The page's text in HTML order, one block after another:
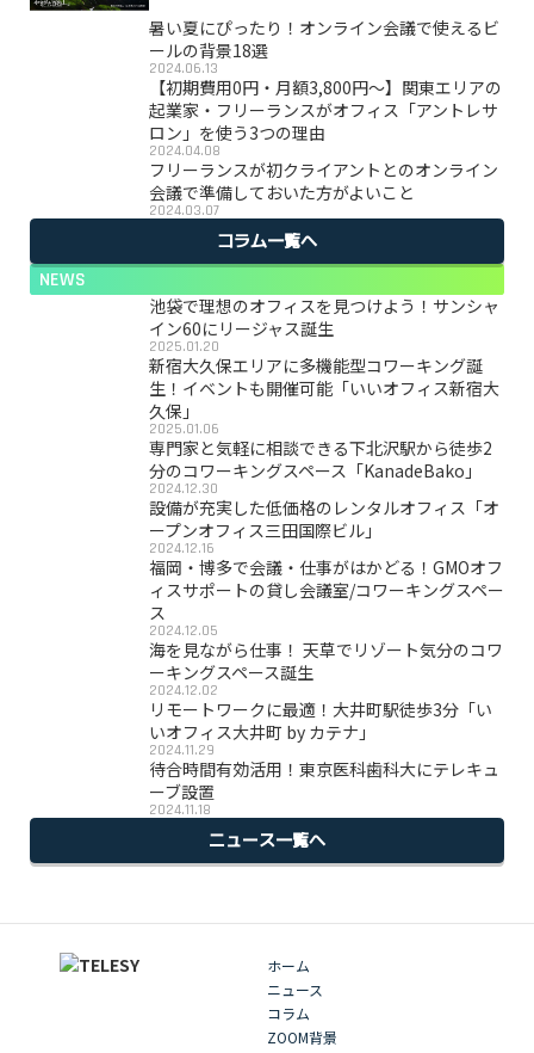
暑い夏にぴったり！オンライン会議で使えるビ
ールの背景18選
2024.06.13
【初期費用0円・月額3,800円〜】関東エリアの
起業家・フリーランスがオフィス「アントレサ
ロン」を使う3つの理由
2024.04.08
フリーランスが初クライアントとのオンライン
会議で準備しておいた方がよいこと
2024.03.07
コラム一覧へ
NEWS
池袋で理想のオフィスを見つけよう！サンシャ
イン60にリージャス誕生
2025.01.20
新宿大久保エリアに多機能型コワーキング誕
生！イベントも開催可能「いいオフィス新宿大
久保」
2025.01.06
専門家と気軽に相談できる下北沢駅から徒歩2
分のコワーキングスペース「KanadeBako」
2024.12.30
設備が充実した低価格のレンタルオフィス「オ
ープンオフィス三田国際ビル」
2024.12.16
福岡・博多で会議・仕事がはかどる！GMOオフ
ィスサポートの貸し会議室/コワーキングスペー
ス
2024.12.05
海を見ながら仕事！ 天草でリゾート気分のコワ
ーキングスペース誕生
2024.12.02
リモートワークに最適！大井町駅徒歩3分「い
いオフィス大井町 by カテナ」
2024.11.29
待合時間有効活用！東京医科歯科大にテレキュ
ーブ設置
2024.11.18
ニュース一覧へ
ホーム
ニュース
コラム
ZOOM背景